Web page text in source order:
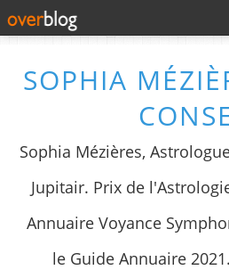
SOPHIA
Sophia Mézières,
Jupitair. Prix de
Annuaire Voyance
le Guide Annuaire